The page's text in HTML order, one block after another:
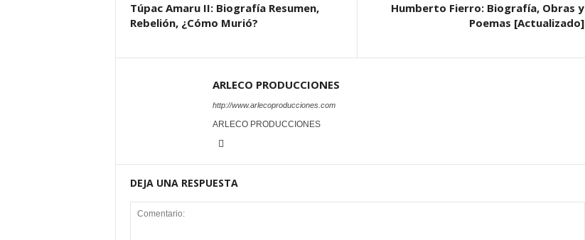
Túpac Amaru II: Biografía Resumen,
Rebelión, ¿Cómo Murió?
Humberto Fierro: Biografía, Obras y
Poemas [Actualizado]
ARLECO PRODUCCIONES
http://www.arlecoproducciones.com
ARLECO PRODUCCIONES
DEJA UNA RESPUESTA